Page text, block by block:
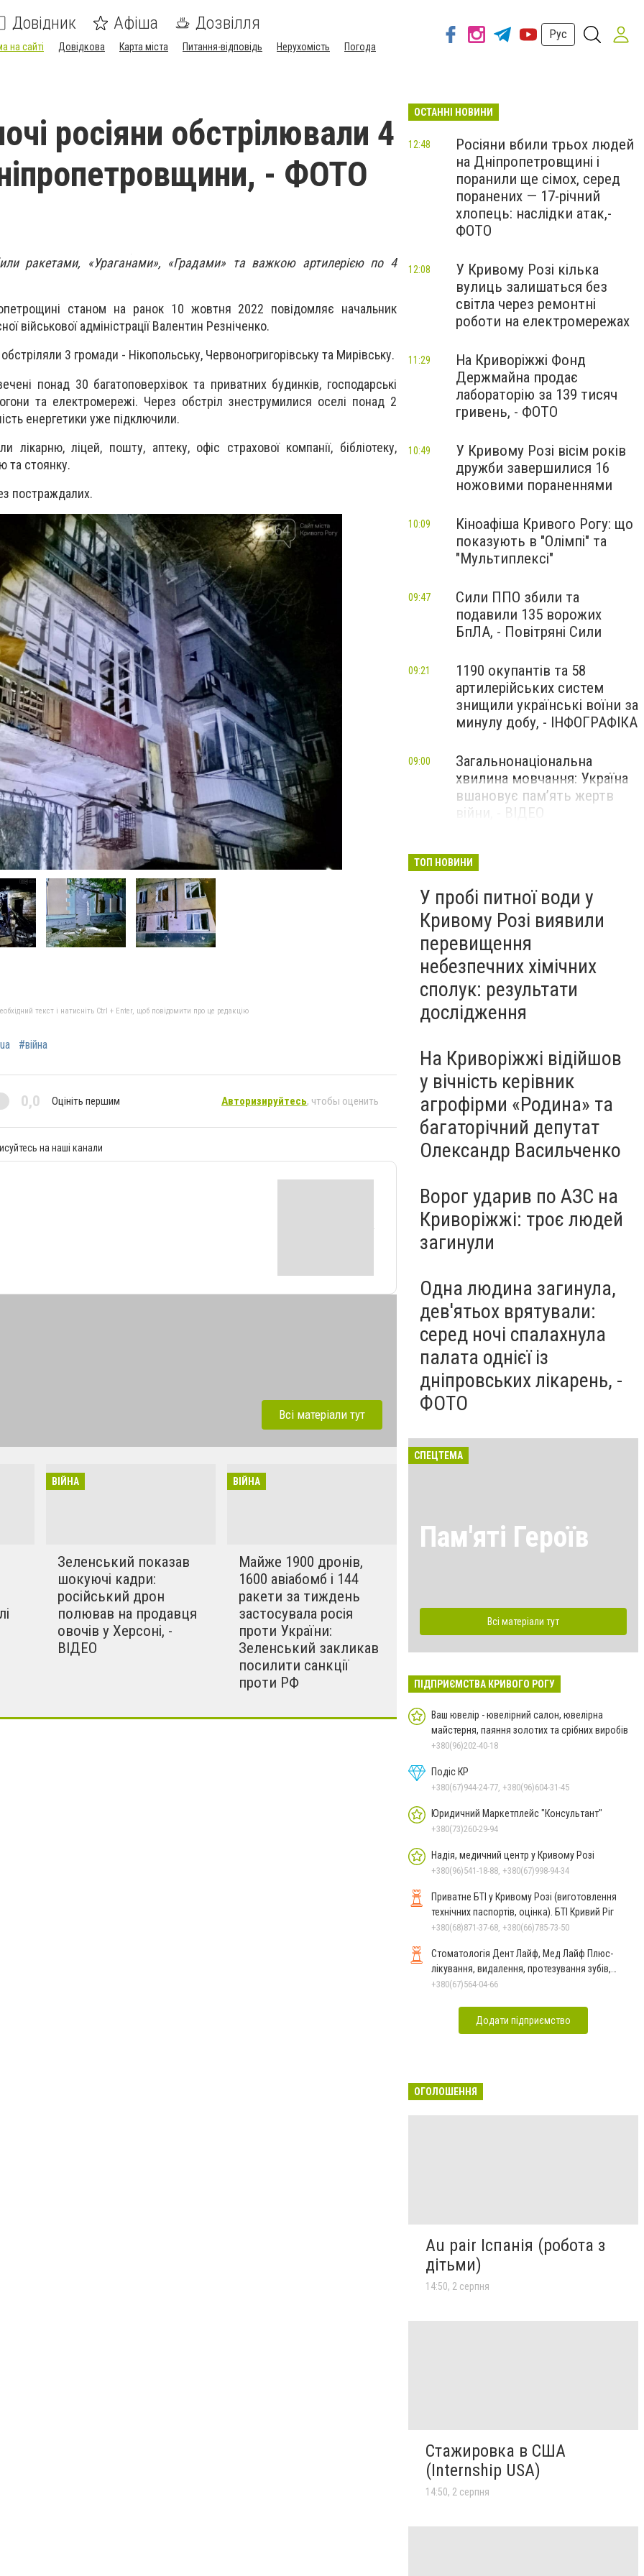
Довідник Афіша Дозвілля
на сайті Довідкова Карта міста Питання-відповідь Нерухомість Погода
Рус
росіяни обстрілювали 4
- ФОТО
ракетами, «Ураганами», «Градами» та важкою артилерією по 4
станом на ранок 10 жовтня 2022 повідомляє начальник
військової адміністрації Валентин Резніченко.
3 громади - Нікопольську, Червоногригорівську та Мирівську.
понад 30 багатоповерхівок та приватних будинків, господарські
та електромережі. Через обстріл знеструмилися оселі понад 2
енергетики уже підключили.
лікарню, ліцей, пошту, аптеку, офіс страхової компанії, бібліотеку,
та стоянку.
постраждалих.
текст і натисніть Ctrl + Enter, щоб повідомити про це редакцію
#війна
0,0 Оцініть першим Авторизируйтесь, чтобы оценить
на наші канали
Украинское
разрешить
страны.
Всі матеріали тут
ВІЙНА
Зеленський показав
шокуючі кадри:
російський дрон
полював на продавця
овочів у Херсоні, -
ВІДЕО
ВІЙНА
Майже 1900 дронів,
1600 авіабомб і 144
ракети за тиждень
застосувала росія
проти України:
Зеленський закликав
посилити санкції
проти РФ
ОСТАННІ НОВИНИ
Росіяни вбили трьох людей
на Дніпропетровщині і
поранили ще сімох, серед
поранених — 17-річний
хлопець: наслідки атак,-
ФОТО
12:48
У Кривому Розі кілька
вулиць залишаться без
світла через ремонтні
роботи на електромережах
12:08
На Криворіжжі Фонд
Держмайна продає
лабораторію за 139 тисяч
гривень, - ФОТО
11:29
У Кривому Розі вісім років
дружби завершилися 16
ножовими пораненнями
10:49
Кіноафіша Кривого Рогу: що
показують в "Олімпі" та
"Мультиплексі"
10:09
Сили ППО збили та
подавили 135 ворожих
БпЛА, - Повітряні Сили
09:47
1190 окупантів та 58
артилерійських систем
знищили українські воїни за
минулу добу, - ІНФОГРАФІКА
09:21
Загальнонаціональна
хвилина мовчання: Україна
вшановує пам’ять жертв
війни, - ВІДЕО
09:00
ТОП НОВИНИ
У пробі питної води у
Кривому Розі виявили
перевищення
небезпечних хімічних
сполук: результати
дослідження
На Криворіжжі відійшов
у вічність керівник
агрофірми «Родина» та
багаторічний депутат
Олександр Васильченко
Ворог ударив по АЗС на
Криворіжжі: троє людей
загинули
Одна людина загинула,
дев'ятьох врятували:
серед ночі спалахнула
палата однієї із
дніпровських лікарень, -
ФОТО
СПЕЦТЕМА
Пам'яті Героїв
Всі матеріали тут
ПІДПРИЄМСТВА КРИВОГО РОГУ
Ваш ювелір - ювелірний салон, ювелірна
майстерня, паяння золотих та срібних виробів
+380(96)202-40-18
Подіс КР
+380(67)944-24-77, +380(96)604-31-45
Юридичний Маркетплейс "Консультант"
+380(73)260-29-94
Надія, медичний центр у Кривому Розі
+380(96)541-18-88, +380(67)998-94-34
Приватне БТІ у Кривому Розі (виготовлення
технічних паспортів, оцінка). БТІ Кривий Ріг
+380(68)871-37-68, +380(66)785-73-50
Стоматологія Дент Лайф, Мед Лайф Плюс-
лікування, видалення, протезування зубів,
виправлення прикусу
+380(67)564-04-66
Додати підприємство
ОГОЛОШЕННЯ
Au pair Іспанія (робота з
дітьми)
14:50, 2 серпня
Стажировка в США
(Internship USA)
14:50, 2 серпня